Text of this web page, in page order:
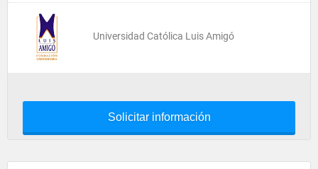
Universidad Católica Luis Amigó
Solicitar información